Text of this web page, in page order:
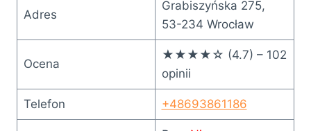
Adres
Grabiszyńska 275,
53-234 Wrocław
Ocena
★★★★☆ (4.7) – 102
opinii
Telefon +48693861186